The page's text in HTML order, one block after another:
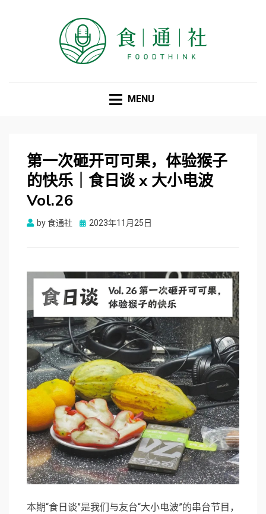
MENU
第一次砸开可可果，体验猴子
的快乐｜食日谈 x 大小电波
Vol.26
by食通社
Posted
2023年11月25日
本期“食日谈”是我们与友台“大小电波”的串台节目，